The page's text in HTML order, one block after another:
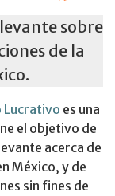
sobre
de la
Lucrativo es una
el objetivo de
acerca de
México, y de
sin fines de